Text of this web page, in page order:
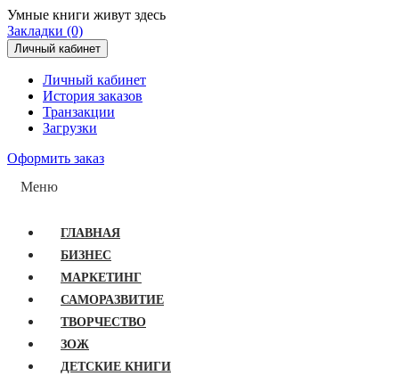
Умные книги живут здесь
Закладки (0)
Личный кабинет
Личный кабинет
История заказов
Транзакции
Загрузки
Оформить заказ
Меню
ГЛАВНАЯ
БИЗНЕС
МАРКЕТИНГ
САМОРАЗВИТИЕ
ТВОРЧЕСТВО
ЗОЖ
ДЕТСКИЕ КНИГИ